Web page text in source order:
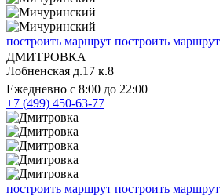
построить маршрут построить маршрут
ДМИТРОВКА
Лобненская д.17 к.8
Ежедневно с 8:00 до 22:00
+7 (499) 450-63-77
построить маршрут построить маршрут